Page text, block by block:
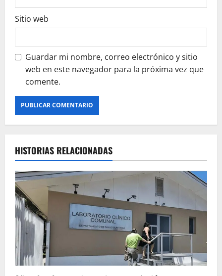
Sitio web
Guardar mi nombre, correo electrónico y sitio
web en este navegador para la próxima vez que
comente.
HISTORIAS RELACIONADAS